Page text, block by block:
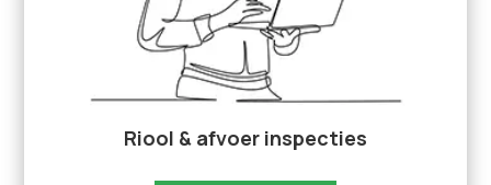
Riool & afvoer inspecties